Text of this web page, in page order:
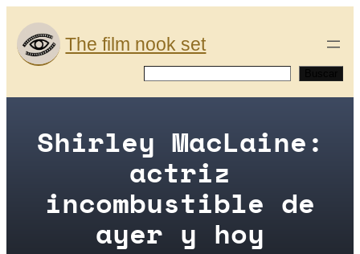
contenido
The film nook set
Shirley MacLaine:
actriz
incombustible de
ayer y hoy